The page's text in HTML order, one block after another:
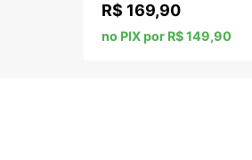
R$ 169,90
no PIX por R$ 149,90